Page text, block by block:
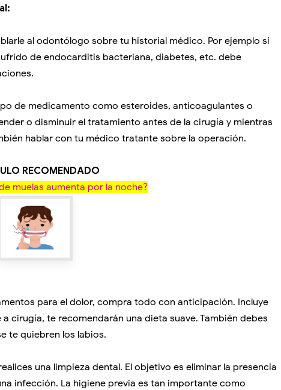
al odontólogo sobre tu historial médico. Por ejemplo si
de endocarditis bacteriana, diabetes, etc. debe
de medicamento como esteroides, anticoagulantes o
o disminuir el tratamiento antes de la cirugía y mientras
hablar con tu médico tratante sobre la operación.
RECOMENDADO
muelas aumenta por la noche?
para el dolor, compra todo con anticipación. Incluye
cirugía, te recomendarán una dieta suave. También debes
te quiebren los labios.
una limpieza dental. El objetivo es eliminar la presencia
infección. La higiene previa es tan importante como